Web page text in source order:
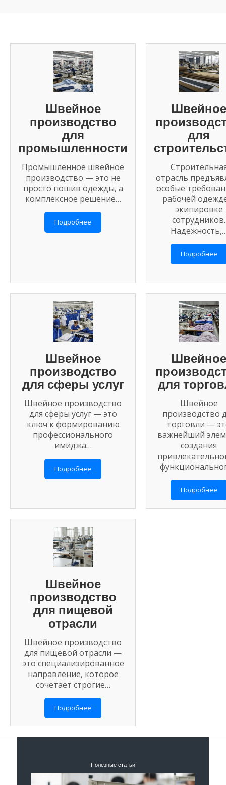
Швейное
производство
для
промышленности
Промышленное швейное
производство — это не
просто пошив одежды, а
комплексное решение…
Подробнее
Швейное
для
отрасль
особые
рабочей
экипировке
сотрудников.
Подробнее
Швейное
производство
для сферы услуг
Швейное производство
для сферы услуг — это
ключ к формированию
профессионального
имиджа…
Подробнее
Швейное
для
Швейное
производство
торговли —
важнейший
создания
Подробнее
Швейное
производство
для пищевой
отрасли
Швейное производство
для пищевой отрасли —
это специализированное
направление, которое
сочетает строгие…
Подробнее
Полезные статьи